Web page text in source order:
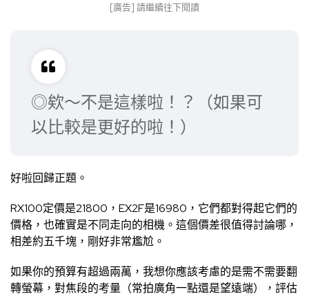
[廣告] 請繼續往下閱讀
◎欸～不是這樣啦！？（如果可
以比較是更好的啦！）
好啦回歸正題。
RX100定價是21800，EX2F是16980，它們都對得起它們的
價格，也確實是不同走向的相機。這個價差很值得討論哪，
相差約五千塊，剛好非常尷尬。
如果你的預算有超過兩萬，我想你應該考慮的是需不需要翻
轉螢幕，對焦段的考量（常拍廣角一點還是望遠端），評估